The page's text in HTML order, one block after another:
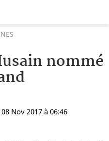
nommé
Nov 2017 à 06:46